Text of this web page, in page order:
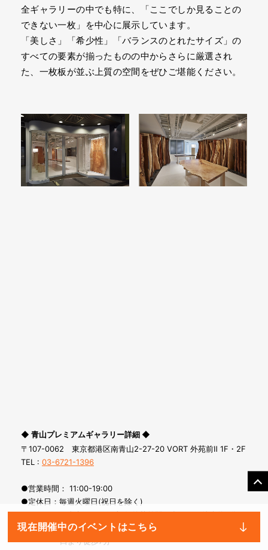
全ギャラリーの中でも特に、「ここでしか見ることの
できない一枚」を中心に展示しています。
「美しさ」「希少性」「バランスのとれたサイズ」の
すべての要素が揃ったものの中からさらに厳選され
た、一枚板が並ぶ上質の空間をぜひご堪能ください。
◆ 青山プレミアムギャラリー詳細 ◆
〒107-0062 東京都港区南青山2-27-20 VORT 外苑前Ⅱ 1F・2F
TEL : 03-6721-1396
●営業時間： 11:00-19:00
●定休日：毎週火曜日(祝日を除く)
●アクセス：東京メトロ銀座線 外苑前駅1a出口から徒歩約3分
東京メトロ千代田線/半蔵門線/銀座線 表参道駅A3出
口より徒歩7分
現在開催中のイベントはこちら